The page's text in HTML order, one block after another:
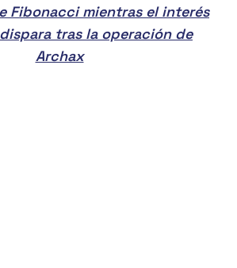
Fibonacci mientras el interés
tras la operación de
Archax